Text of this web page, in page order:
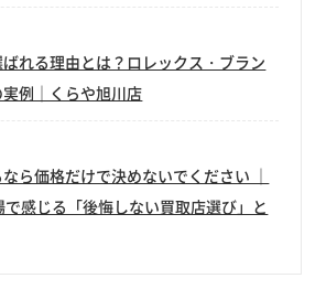
れる理由とは？ロレックス・ブラン
例｜くらや旭川店
ら価格だけで決めないでください ｜
感じる「後悔しない買取店選び」と